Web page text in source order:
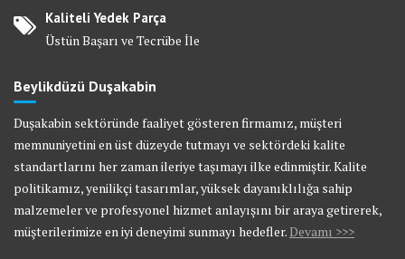
Kaliteli Yedek Parça
Üstün Başarı ve Tecrübe İle
Beylikdüzü Duşakabin
Duşakabin sektöründe faaliyet gösteren firmamız, müşteri
memnuniyetini en üst düzeyde tutmayı ve sektördeki kalite
standartlarını her zaman ileriye taşımayı ilke edinmiştir. Kalite
politikamız, yenilikçi tasarımlar, yüksek dayanıklılığa sahip
malzemeler ve profesyonel hizmet anlayışını bir araya getirerek,
müşterilerimize en iyi deneyimi sunmayı hedefler.Devamı >>>